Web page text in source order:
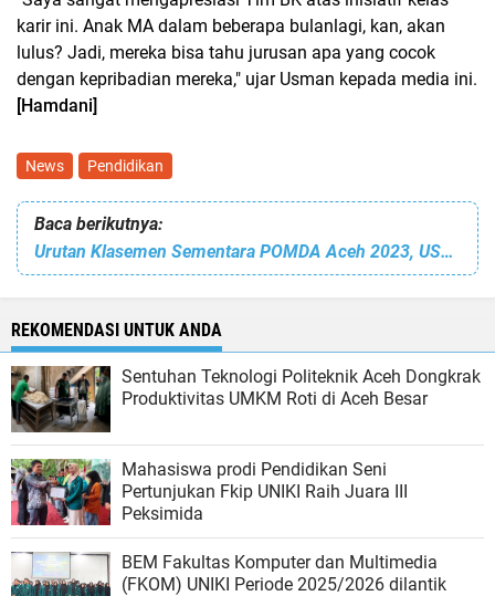
karir ini. Anak MA dalam beberapa bulanlagi, kan, akan
lulus? Jadi, mereka bisa tahu jurusan apa yang cocok
dengan kepribadian mereka," ujar Usman kepada media ini.
[Hamdani]
News Pendidikan
Baca berikutnya:
Urutan Klasemen Sementara POMDA Aceh 2023, USK Berjaya di Puncak, PNL Peringkat 8
REKOMENDASI UNTUK ANDA
Sentuhan Teknologi Politeknik Aceh Dongkrak
Produktivitas UMKM Roti di Aceh Besar
Mahasiswa prodi Pendidikan Seni
Pertunjukan Fkip UNIKI Raih Juara III
Peksimida
BEM Fakultas Komputer dan Multimedia
(FKOM) UNIKI Periode 2025/2026 dilantik